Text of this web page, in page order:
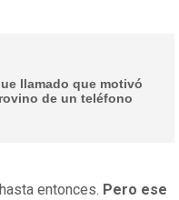
llamado que motivó
de un teléfono
entonces. Pero ese